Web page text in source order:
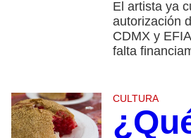
El artista ya
autorización
CDMX y
falta
CULTURA